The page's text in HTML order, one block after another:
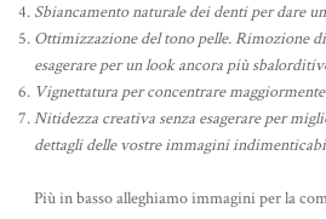
Sbiancamento naturale dei denti per dare
Ottimizzazione del tono pelle. Rimozione
esagerare per un look ancora più
Vignettatura per concentrare
Nitidezza creativa senza esagerare per
dettagli delle vostre immagini
Più in basso alleghiamo immagini per la